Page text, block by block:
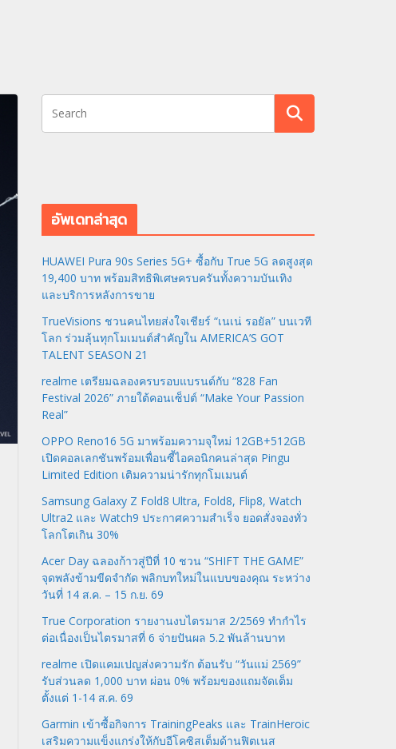
อัพเดทล่าสุด
HUAWEI Pura 90s Series 5G+ ซื้อกับ True 5G ลดสูงสุด
19,400 บาท พร้อมสิทธิพิเศษครบครันทั้งความบันเทิง
และบริการหลังการขาย
TrueVisions ชวนคนไทยส่งใจเชียร์ “เนเน่ รอยัล” บนเวที
โลก ร่วมลุ้นทุกโมเมนต์สำคัญใน AMERICA’S GOT
TALENT SEASON 21
realme เตรียมฉลองครบรอบแบรนด์กับ “828 Fan
Festival 2026” ภายใต้คอนเซ็ปต์ “Make Your Passion
Real”
OPPO Reno16 5G มาพร้อมความจุใหม่ 12GB+512GB
เปิดคอลเลกชันพร้อมเพื่อนซี้ไอคอนิกคนล่าสุด Pingu
Limited Edition เติมความน่ารักทุกโมเมนต์
Samsung Galaxy Z Fold8 Ultra, Fold8, Flip8, Watch
Ultra2 และ Watch9 ประกาศความสำเร็จ ยอดสั่งจองทั่ว
โลกโตเกิน 30%
Acer Day ฉลองก้าวสู่ปีที่ 10 ชวน “SHIFT THE GAME”
จุดพลังข้ามขีดจำกัด พลิกบทใหม่ในแบบของคุณ ระหว่าง
วันที่ 14 ส.ค. – 15 ก.ย. 69
True Corporation รายงานงบไตรมาส 2/2569 ทำกำไร
ต่อเนื่องเป็นไตรมาสที่ 6 จ่ายปันผล 5.2 พันล้านบาท
realme เปิดแคมเปญส่งความรัก ต้อนรับ “วันแม่ 2569”
รับส่วนลด 1,000 บาท ผ่อน 0% พร้อมของแถมจัดเต็ม
ตั้งแต่ 1-14 ส.ค. 69
Garmin เข้าซื้อกิจการ TrainingPeaks และ TrainHeroic
เสริมความแข็งแกร่งให้กับอีโคซิสเต็มด้านฟิตเนส